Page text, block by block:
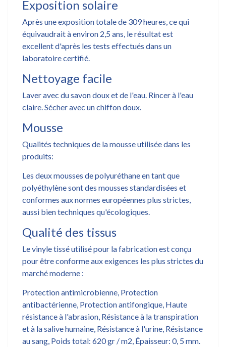
Exposition solaire
Après une exposition totale de 309 heures, ce qui
équivaudrait à environ 2,5 ans, le résultat est
excellent d'après les tests effectués dans un
laboratoire certifié.
Nettoyage facile
Laver avec du savon doux et de l'eau. Rincer à l'eau
claire. Sécher avec un chiffon doux.
Mousse
Qualités techniques de la mousse utilisée dans les
produits:
Les deux mousses de polyuréthane en tant que
polyéthylène sont des mousses standardisées et
conformes aux normes européennes plus strictes,
aussi bien techniques qu'écologiques.
Qualité des tissus
Le vinyle tissé utilisé pour la fabrication est conçu
pour être conforme aux exigences les plus strictes du
marché moderne :
Protection antimicrobienne, Protection
antibactérienne, Protection antifongique, Haute
résistance à l'abrasion, Résistance à la transpiration
et à la salive humaine, Résistance à l'urine, Résistance
au sang, Poids total: 620 gr / m2, Épaisseur: 0, 5 mm.